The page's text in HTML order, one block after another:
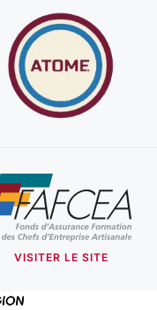
VISITER LE SITE